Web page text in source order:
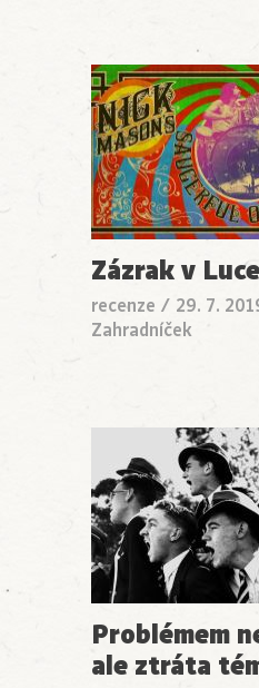
Zázrak v
recenze / 29. 7.
Zahradníček
Problémem
ale ztráta